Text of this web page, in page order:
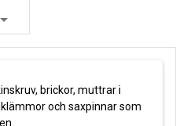
arrow_drop_down
brickor, muttrar i
och saxpinnar som